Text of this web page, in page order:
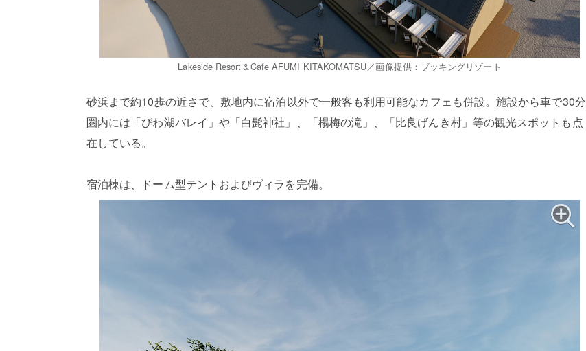
Lakeside Resort＆Cafe AFUMI KITAKOMATSU／画像提供：ブッキングリゾート
砂浜まで約10歩の近さで、敷地内に宿泊以外で一般客も利用可能なカフェも併設。施設から車で30分
圏内には「びわ湖バレイ」や「白髭神社」、「楊梅の滝」、「比良げんき村」等の観光スポットも点
在している。
宿泊棟は、ドーム型テントおよびヴィラを完備。